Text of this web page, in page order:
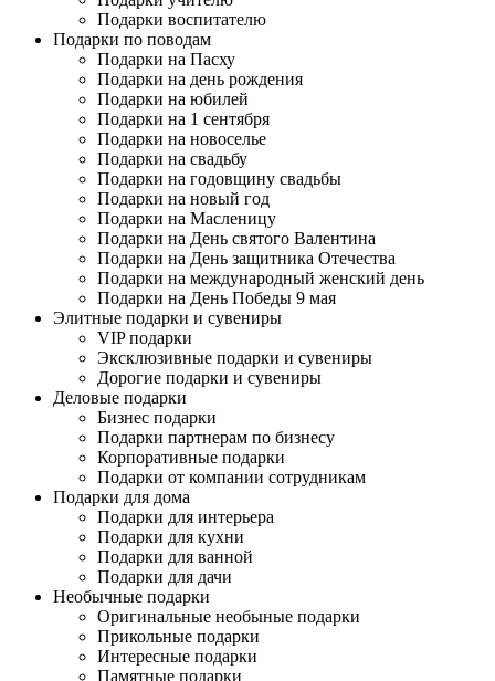
Подарки воспитателю
Подарки по поводам
Подарки на Пасху
Подарки на день рождения
Подарки на юбилей
Подарки на 1 сентября
Подарки на новоселье
Подарки на свадьбу
Подарки на годовщину свадьбы
Подарки на новый год
Подарки на Масленицу
Подарки на День святого Валентина
Подарки на День защитника Отечества
Подарки на международный женский день
Подарки на День Победы 9 мая
Элитные подарки и сувениры
VIP подарки
Эксклюзивные подарки и сувениры
Дорогие подарки и сувениры
Деловые подарки
Бизнес подарки
Подарки партнерам по бизнесу
Корпоративные подарки
Подарки от компании сотрудникам
Подарки для дома
Подарки для интерьера
Подарки для кухни
Подарки для ванной
Подарки для дачи
Необычные подарки
Оригинальные необыные подарки
Прикольные подарки
Интересные подарки
Памятные подарки